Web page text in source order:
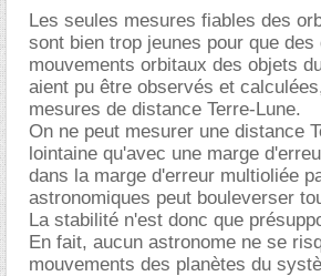
Les seules mesures fiables des
sont bien trop jeunes pour que des
mouvements orbitaux des objets
aient pu être observés et
mesures de distance Terre-Lune.
On ne peut mesurer une distance
lointaine qu'avec une marge
dans la marge d'erreur multioliée
astronomiques peut bouleverser
La stabilité n'est donc que
En fait, aucun astronome ne se
mouvements des planètes du